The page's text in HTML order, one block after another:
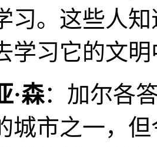
习。这些人
学习它的文
·森：加尔各
城市之一，